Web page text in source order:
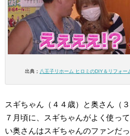
出典； 八王子リホーム ヒロミのDIY＆リフォー
スギちゃん（４４歳）と奥さん（
７月頃に、スギちゃんがよく使っ
い奥さんはスギちゃんのファンだ